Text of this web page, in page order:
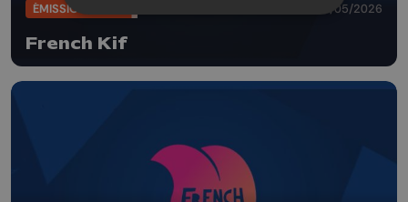
ÉMISSIONS 20/05/2026
French Kif